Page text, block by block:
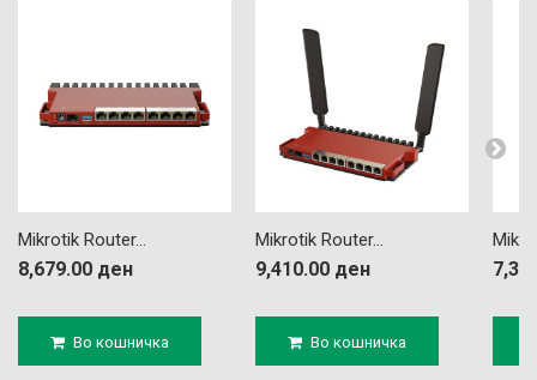
Mikrotik Router...
8,679.00 ден
Во кошничка
Mikrotik Router...
9,410.00 ден
Во кошничка